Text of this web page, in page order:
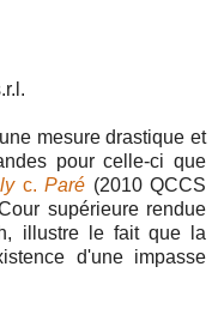
mesure drastique et
pour celle-ci que
c.Paré (2010 QCCS
supérieure rendue
illustre le fait que la
d'une impasse